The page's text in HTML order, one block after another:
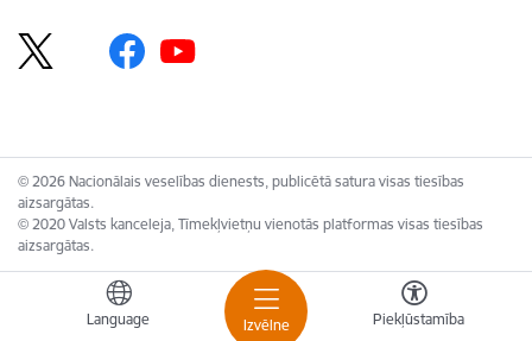
Izvēlne
Language Piekļūstamība
© 2026 Nacionālais veselības dienests, publicētā satura visas tiesības
aizsargātas.
© 2020 Valsts kanceleja, Tīmekļvietņu vienotās platformas visas tiesības
aizsargātas.